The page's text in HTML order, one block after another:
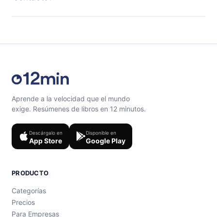
Siéntete libre de contactarnos ensupport@12min.com.
Aprende a la velocidad que el mundo
exige. Resúmenes de libros en 12 minutos.
Descárgalo en
App Store
Disponible en
Google Play
PRODUCTO
Categorías
Precios
Para Empresas